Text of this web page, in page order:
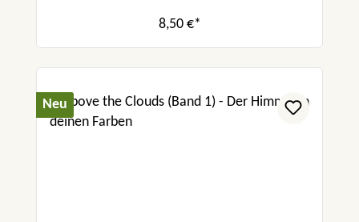
8,50 €*
Neu